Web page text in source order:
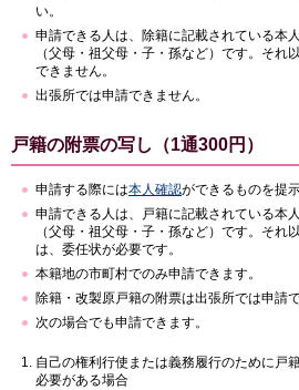
い。
申請できる人は、除籍に記載されている本
（父母・祖父母・子・孫など）です。それ
できません。
出張所では申請できません。
戸籍の附票の写し（1通300円）
申請する際には本人確認ができるものを提
申請できる人は、戸籍に記載されている本
（父母・祖父母・子・孫など）です。それ
は、委任状が必要です。
本籍地の市町村でのみ申請できます。
除籍・改製原戸籍の附票は出張所では申請で
次の場合でも申請できます。
自己の権利行使または義務履行のために戸
必要がある場合